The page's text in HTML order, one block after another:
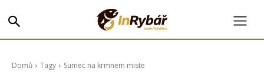
Domů Tagy Sumec na krmnem miste